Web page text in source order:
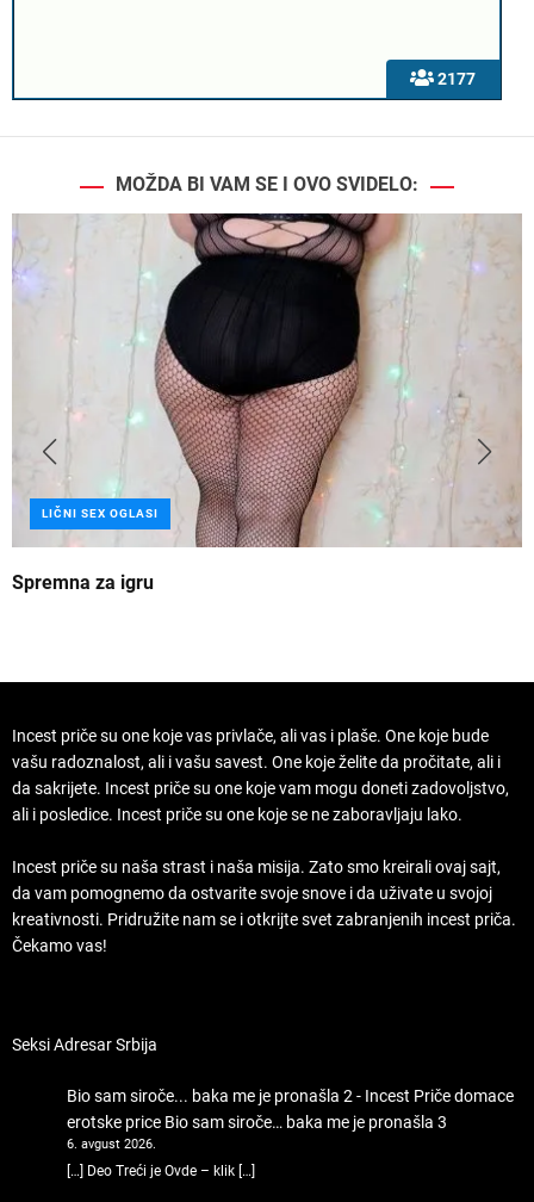
2177
MOŽDA BI VAM SE I OVO SVIDELO:
LIČNI SEX OGLASI
Spremna za igru
Incest priče su one koje vas privlače, ali vas i plaše. One koje bude
vašu radoznalost, ali i vašu savest. One koje želite da pročitate, ali i
da sakrijete. Incest priče su one koje vam mogu doneti zadovoljstvo,
ali i posledice. Incest priče su one koje se ne zaboravljaju lako.
Incest priče su naša strast i naša misija. Zato smo kreirali ovaj sajt,
da vam pomognemo da ostvarite svoje snove i da uživate u svojoj
kreativnosti. Pridružite nam se i otkrijte svet zabranjenih incest priča.
Čekamo vas!
Seksi Adresar Srbija
Bio sam siroče... baka me je pronašla 2 - Incest Priče domace
erotske price Bio sam siroče… baka me je pronašla 3
6. avgust 2026.
[…] Deo Treći je Ovde – klik […]